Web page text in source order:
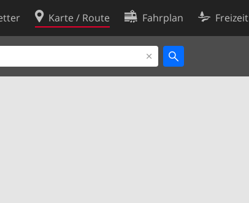
Karte / Route Fahrplan Freizeit
Cookie-Richtlinie
Cookie-Einstellungen